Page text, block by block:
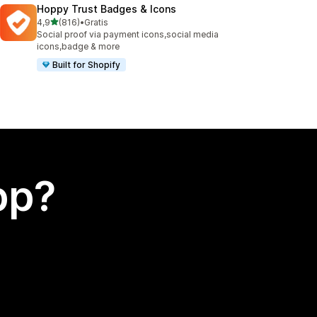
Hoppy Trust Badges & Icons
4,9av 5 stjerner
(816)
Totalt 816 omtaler
•Gratis
Social proof via payment icons,social media
icons,badge & more
Built for Shopify